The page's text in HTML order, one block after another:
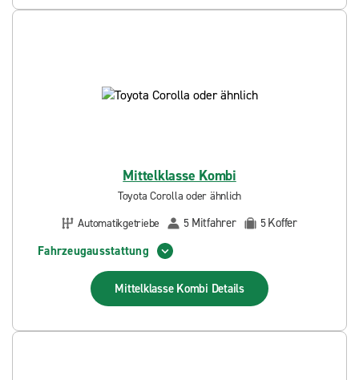
Mittelklasse Kombi
Toyota Corolla oder ähnlich
Automatikgetriebe
5 Mitfahrer 5Koffer
Fahrzeugausstattung
Mittelklasse Kombi Details